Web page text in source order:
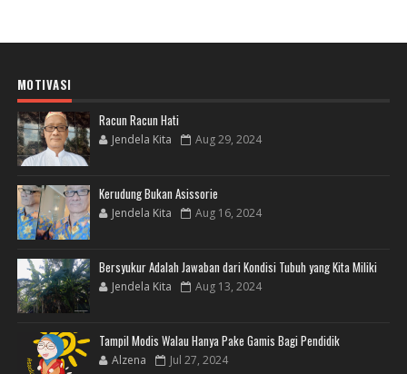
MOTIVASI
Racun Racun Hati
Jendela Kita Aug 29, 2024
Kerudung Bukan Asissorie
Jendela Kita Aug 16, 2024
Bersyukur Adalah Jawaban dari Kondisi Tubuh yang Kita Miliki
Jendela Kita Aug 13, 2024
Tampil Modis Walau Hanya Pake Gamis Bagi Pendidik
Alzena Jul 27, 2024